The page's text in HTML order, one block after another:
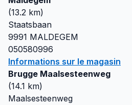
(13.2 km)
Staatsbaan
9991 MALDEGEM
050580996
Informations sur le magasin
Brugge Maalsesteenweg
(14.1 km)
Maalsesteenweg